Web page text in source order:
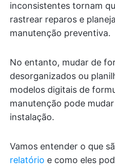
inconsistentes tornam
rastrear reparos e
manutenção preventiva.
No entanto, mudar de
desorganizados ou
modelos digitais de
manutenção pode
instalação.
Vamos entender o que
relatório e como eles